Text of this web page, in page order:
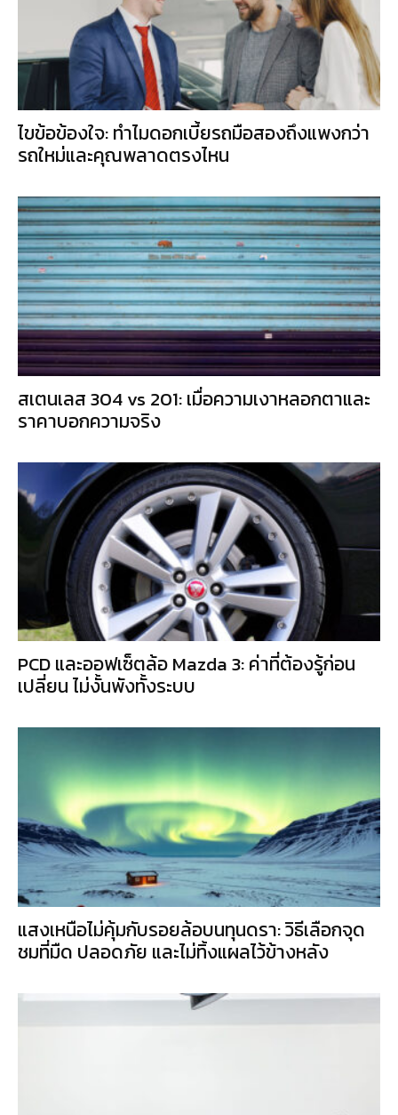
ไขข้อข้องใจ: ทำไมดอกเบี้ยรถมือสองถึงแพงกว่า
รถใหม่และคุณพลาดตรงไหน
สเตนเลส 304 vs 201: เมื่อความเงาหลอกตาและ
ราคาบอกความจริง
PCD และออฟเซ็ตล้อ Mazda 3: ค่าที่ต้องรู้ก่อน
เปลี่ยน ไม่งั้นพังทั้งระบบ
แสงเหนือไม่คุ้มกับรอยล้อบนทุนดรา: วิธีเลือกจุด
ชมที่มืด ปลอดภัย และไม่ทิ้งแผลไว้ข้างหลัง